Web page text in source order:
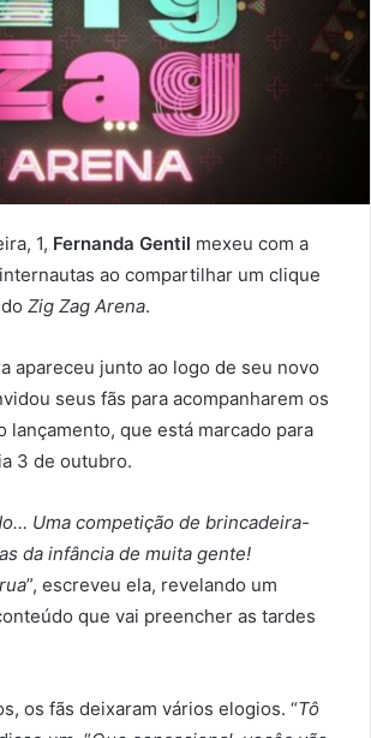
1, Fernanda Gentil mexeu com a
ao compartilhar um clique
Zig Zag Arena.
apareceu junto ao logo de seu novo
seus fãs para acompanharem os
lançamento, que está marcado para
3 de outubro.
Uma competição de brincadeira-
da infância de muita gente!
”, escreveu ela, revelando um
que vai preencher as tardes
os fãs deixaram vários elogios. “Tô